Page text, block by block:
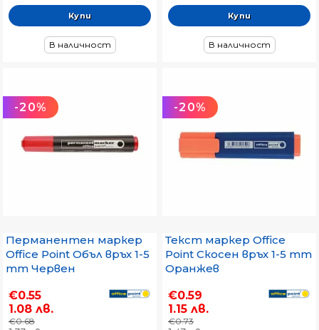
В наличност В наличност
-20%
Перманентен маркер
Office Point Объл връх 1-5
mm Червен
€0.55
1.08 лв.
€0.68
-20%
Текст маркер Office
Point Скосен връх 1-5 mm
Оранжев
€0.59
1.15 лв.
€0.73